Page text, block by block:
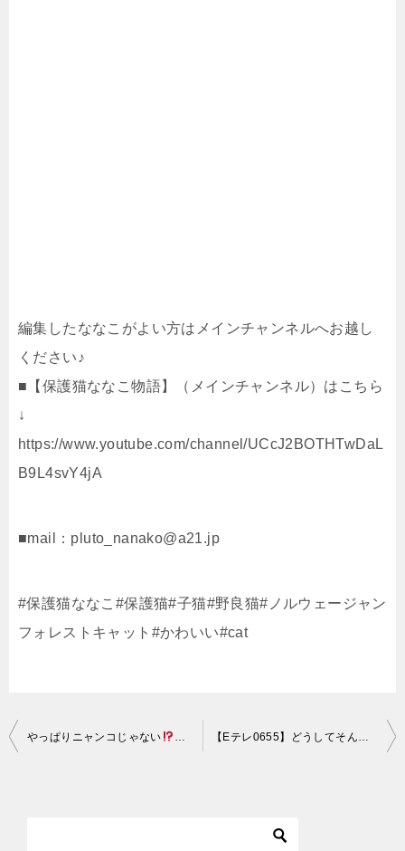
編集したななこがよい方はメインチャンネルへお越し
ください♪
■【保護猫ななこ物語】（メインチャンネル）はこちら
↓
https://www.youtube.com/channel/UCcJ2BOTHTwDaL
B9L4svY4jA
■mail：pluto_nanako@a21.jp
#保護猫ななこ#保護猫#子猫#野良猫#ノルウェージャン
フォレストキャット#かわいい#cat
投
やっぱりニャンコじゃない 脚立に登るちゅうたろう 保護猫 ネコ
【Eテレ0655】どうしてそんな名前ですのん？ハワイ猫リオナ Why is it such a name?